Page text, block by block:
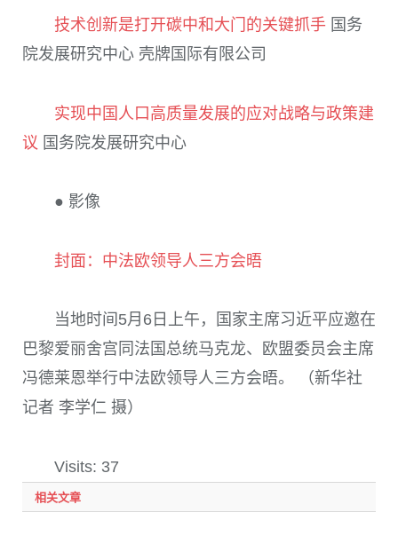
技术创新是打开碳中和大门的关键抓手 国务
院发展研究中心 壳牌国际有限公司
实现中国人口高质量发展的应对战略与政策建
议 国务院发展研究中心
● 影像
封面：中法欧领导人三方会晤
当地时间5月6日上午，国家主席习近平应邀在
巴黎爱丽舍宫同法国总统马克龙、欧盟委员会主席
冯德莱恩举行中法欧领导人三方会晤。 （新华社
记者 李学仁 摄）
Visits: 37
相关文章